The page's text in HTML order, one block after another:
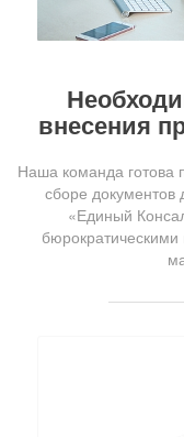
внесения
Наша команда
сборе
«Единый